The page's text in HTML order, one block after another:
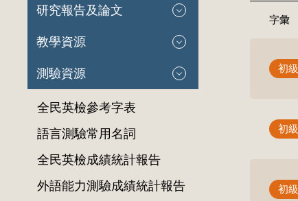
研究報告及論文
教學資源
測驗資源
全民英檢參考字表
語言測驗常用名詞
全民英檢成績統計報告
外語能力測驗成績統計報告
字彙
初級
初級
初級